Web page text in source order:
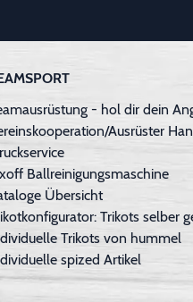
- hol dir dein
Ausrüster
Ballreinigungsmaschine
Übersicht
Trikots selber
Trikots von hummel
spized Artikel